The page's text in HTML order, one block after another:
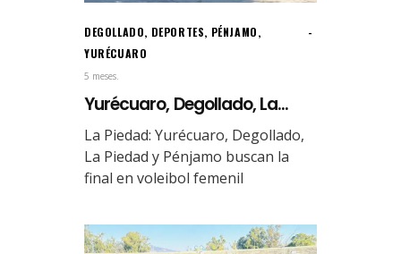
DEGOLLADO, DEPORTES, PÉNJAMO,
YURÉCUARO
5 meses.
Yurécuaro, Degollado, La...
La Piedad: Yurécuaro, Degollado,
La Piedad y Pénjamo buscan la
final en voleibol femenil